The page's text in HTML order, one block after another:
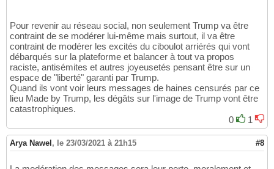
Pour revenir au réseau social, non seulement Trump va être
contraint de se modérer lui-même mais surtout, il va être
contraint de modérer les excités du ciboulot arriérés qui vont
débarqués sur la plateforme et balancer à tout va propos
raciste, antisémites et autres joyeusetés pensant être sur un
espace de "liberté" garanti par Trump.
Quand ils vont voir leurs messages de haines censurés par ce
lieu Made by Trump, les dégâts sur l'image de Trump vont être
catastrophiques.
0
1
Arya Nawel, le 23/03/2021 à 21h15 #8